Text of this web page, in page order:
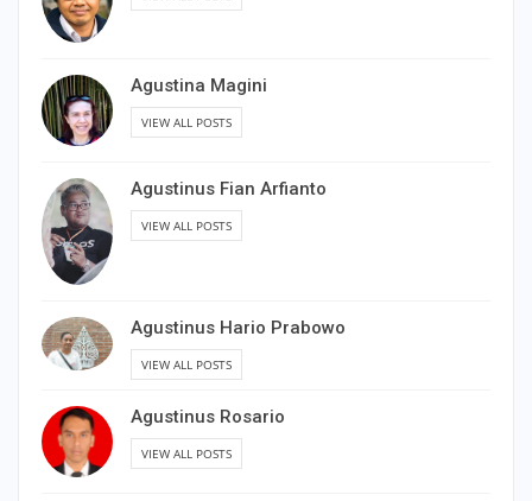
Agustina Magini
VIEW ALL POSTS
Agustinus Fian Arfianto
VIEW ALL POSTS
Agustinus Hario Prabowo
VIEW ALL POSTS
Agustinus Rosario
VIEW ALL POSTS